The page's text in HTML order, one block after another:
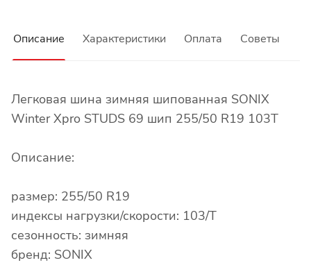
Описание Характеристики Оплата Советы
Легковая шина зимняя шипованная SONIX
Winter Xpro STUDS 69 шип 255/50 R19 103T
Описание:
размер: 255/50 R19
индексы нагрузки/скорости: 103/T
сезонность: зимняя
бренд: SONIX